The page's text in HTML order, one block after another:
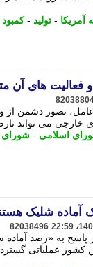
آمریکا - تولید -
های آن
تصور دشمن
می تواند
اسلامی - شورای
آماده شلیک
82038496
پاسخ به «رصد آماده
کشور عملیاتی